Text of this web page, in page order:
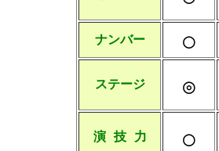
ナンバー ○
ステージ ◎
演 技 力 ○